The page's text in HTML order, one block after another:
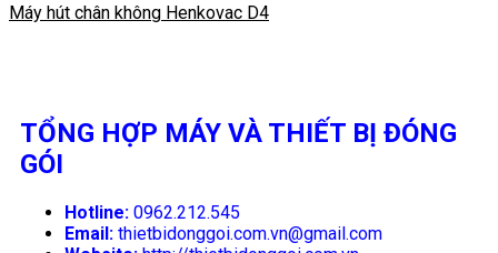
Máy hút chân không Henkovac D4
TỔNG HỢP MÁY VÀ THIẾT BỊ ĐÓNG
GÓI
Hotline: 0962.212.545
Email: thietbidonggoi.com.vn@gmail.com